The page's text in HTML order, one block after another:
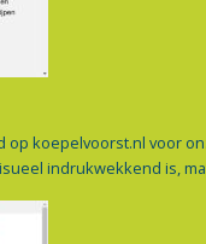
koepelvoorst.nl voor
indrukwekkend is,